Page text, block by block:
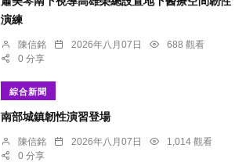
演練
陳信銘 2026年八月07日
688 觀看
0 分享
綜合新聞
南部城鎮韌性演習登場
陳信銘 2026年八月07日
1,014 觀看
0 分享